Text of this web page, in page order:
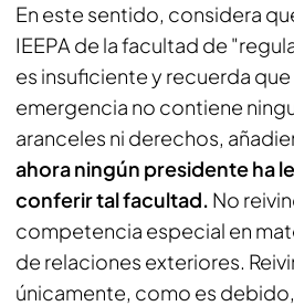
En este sentido, considera
IEEPA de la facultad de
es insuficiente y recuerda
emergencia no contiene
aranceles ni derechos,
ahora ningún presidente ha
conferir tal facultad. No
competencia especial en
de relaciones exteriores.
únicamente, como es